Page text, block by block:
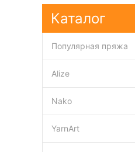
Каталог
Популярная пряжа
Alize
Nako
YarnArt